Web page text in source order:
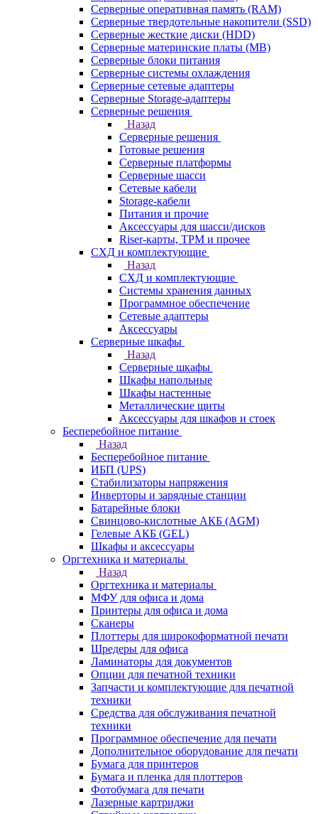
Серверные оперативная память (RAM)
Серверные твердотельные накопители (SSD)
Серверные жесткие диски (HDD)
Серверные материнские платы (MB)
Серверные блоки питания
Серверные системы охлаждения
Серверные сетевые адаптеры
Серверные Storage-адаптеры
Серверные решения
Назад
Серверные решения
Готовые решения
Серверные платформы
Серверные шасси
Сетевые кабели
Storage-кабели
Питания и прочие
Аксессуары для шасси/дисков
Riser-карты, TPM и прочее
СХД и комплектующие
Назад
СХД и комплектующие
Системы хранения данных
Программное обеспечение
Сетевые адаптеры
Аксессуары
Серверные шкафы
Назад
Серверные шкафы
Шкафы напольные
Шкафы настенные
Металлические щиты
Аксессуары для шкафов и стоек
Бесперебойное питание
Назад
Бесперебойное питание
ИБП (UPS)
Стабилизаторы напряжения
Инверторы и зарядные станции
Батарейные блоки
Свинцово-кислотные АКБ (AGM)
Гелевые АКБ (GEL)
Шкафы и аксессуары
Оргтехника и материалы
Назад
Оргтехника и материалы
МФУ для офиса и дома
Принтеры для офиса и дома
Сканеры
Плоттеры для широкоформатной печати
Шредеры для офиса
Ламинаторы для документов
Опции для печатной техники
Запчасти и комплектующие для печатной
техники
Средства для обслуживания печатной
техники
Программное обеспечение для печати
Дополнительное оборудование для печати
Бумага для принтеров
Бумага и пленка для плоттеров
Фотобумага для печати
Лазерные картриджи